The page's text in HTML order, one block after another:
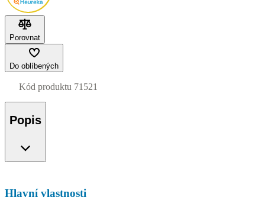
Porovnat
Do oblíbených
Kód produktu 71521
Popis
Hlavní vlastnosti